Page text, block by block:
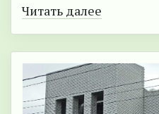
Читать далее